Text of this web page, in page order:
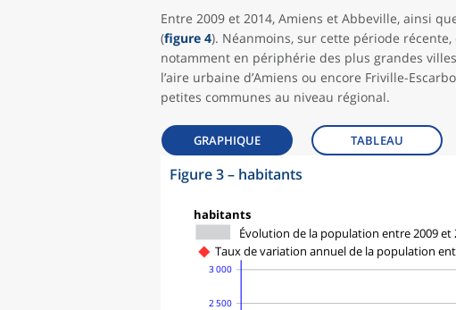
Entre 2009 et 2014, Amiens et Abbeville, ainsi
(figure 4). Néanmoins, sur cette période
notamment en périphérie des plus grandes
l’aire urbaine d’Amiens ou encore Friville-
petites communes au niveau régional.
GRAPHIQUE TABLEAU
Figure 3– habitants
symboles_defaut.xml,
symboles_defaut.xml,losange
habitants
2 500
3 000
Évolution de la population entre 2009 et
Taux de variation annuel de la population